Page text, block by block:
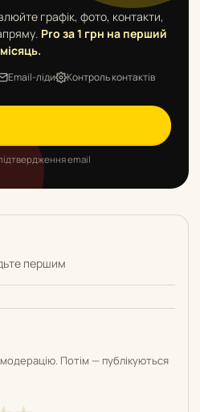
графік, фото, контакти,
Pro за 1 грн на перший
місяць.
Email-ліди Контроль контактів
email
першим
Потім — публікуються